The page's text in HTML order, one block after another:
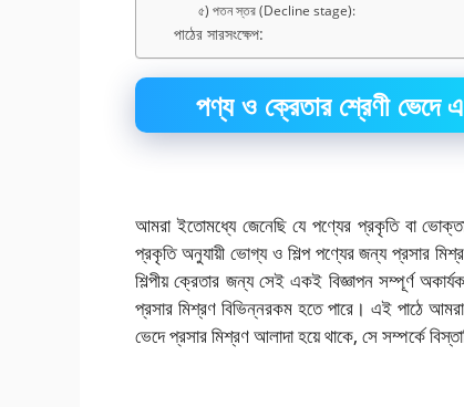
৫) পতন স্তর (Decline stage):
পাঠের সারসংক্ষেপ:
পণ্য ও ক্রেতার শ্রেণী ভেদে
আমরা ইতোমধ্যে জেনেছি যে পণ্যের প্রকৃতি বা
প্রকৃতি অনুযায়ী ভোগ্য ও শিল্প পণ্যের জন্য প্রসার
শিল্পীয় ক্রেতার জন্য সেই একই বিজ্ঞাপন সম্পূর্ণ
প্রসার মিশ্রণ বিভিন্নরকম হতে পারে। এই পাঠে আমরা
ভেদে প্রসার মিশ্রণ আলাদা হয়ে থাকে, সে সম্পর্কে